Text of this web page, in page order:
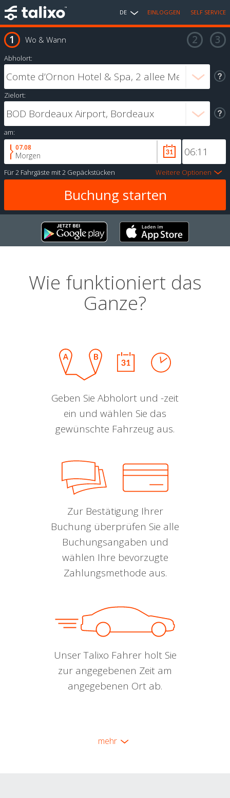
DE EINLOGGEN SELF SERVICE
Wo & Wann
Abholort:
Zielort:
am:
07.08
Morgen
Für2 Fahrgäste mit2 Gepäckstücken Weitere Optionen
Wie funktioniert das
Ganze?
Geben Sie Abholort und -zeit
ein und wählen Sie das
gewünschte Fahrzeug aus.
Zur Bestätigung Ihrer
Buchung überprüfen Sie alle
Buchungsangaben und
wählen Ihre bevorzugte
Zahlungsmethode aus.
Unser Talixo Fahrer holt Sie
zur angegebenen Zeit am
angegebenen Ort ab.
mehr